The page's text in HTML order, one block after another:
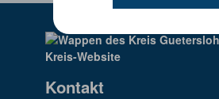
Kontakt